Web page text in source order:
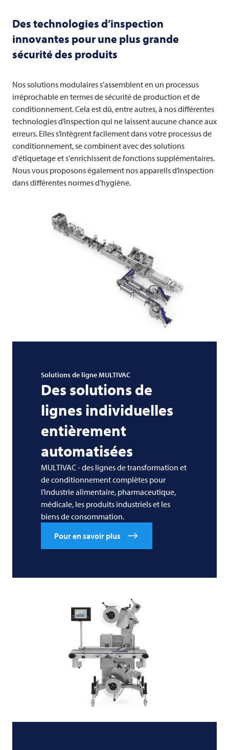
Des technologies d’inspection
innovantes pour une plus grande
sécurité des produits
Nos solutions modulaires s'assemblent en un processus
irréprochable en termes de sécurité de production et de
conditionnement. Cela est dû, entre autres, à nos différentes
technologies d’inspection qui ne laissent aucune chance aux
erreurs. Elles s’intègrent facilement dans votre processus de
conditionnement, se combinent avec des solutions
d'étiquetage et s'enrichissent de fonctions supplémentaires.
Nous vous proposons également nos appareils d’inspection
dans différentes normes d’hygiène.
Solutions de ligneMULTIVAC
Des solutions de
lignes individuelles
entièrement
automatisées
MULTIVAC - des lignes de transformation et
de conditionnement complètes pour
l’industrie alimentaire, pharmaceutique,
médicale, les produits industriels et les
biens de consommation.
Pour en savoir plus